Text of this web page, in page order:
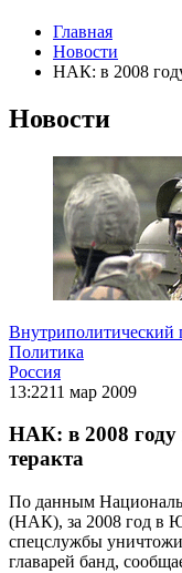
Главная
Новости
НАК: в 2008
Новости
Внутриполитический
Политика
Россия
13:2211 мар 2009
НАК: в 2008 году
теракта
По данным
(НАК), за 2008 год в
спецслужбы
главарей банд,